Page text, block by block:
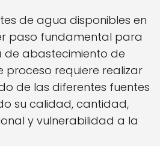
de agua disponibles en
paso fundamental para
de abastecimiento de
proceso requiere realizar
de las diferentes fuentes
su calidad, cantidad,
y vulnerabilidad a la